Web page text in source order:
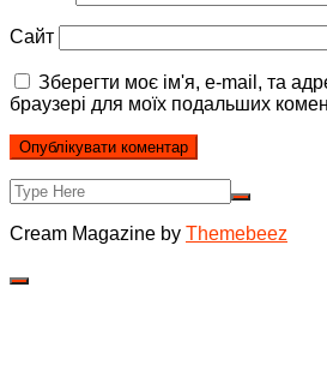
Сайт
Зберегти моє ім'я, e-mail, та
браузері для моїх подальших
Cream Magazine by Themebeez